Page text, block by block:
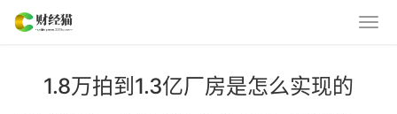
1.8万拍到1.3亿厂房是怎么实现的